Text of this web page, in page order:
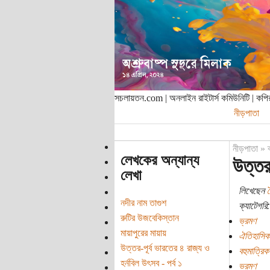
সচলায়তন.com | অনলাইন রাইটার্স কমিউনিটি |
নীড়পাতা
লেখকের অন্যান্য
লেখা
নদীর নাম তাগুশ
রুটির উজবেকিস্তান
মায়াপুরের মায়ায়
উত্তর-পূর্ব ভারতের ৪ রাজ্য ও
হর্নবিল উৎসব - পর্ব ১
নীড়পাতা»
লিখেছেন
ক্যাটেগরি:
ভ্রমণ
ঐতিহাসিক
বহুমাত্রিক
ভ্রমণ